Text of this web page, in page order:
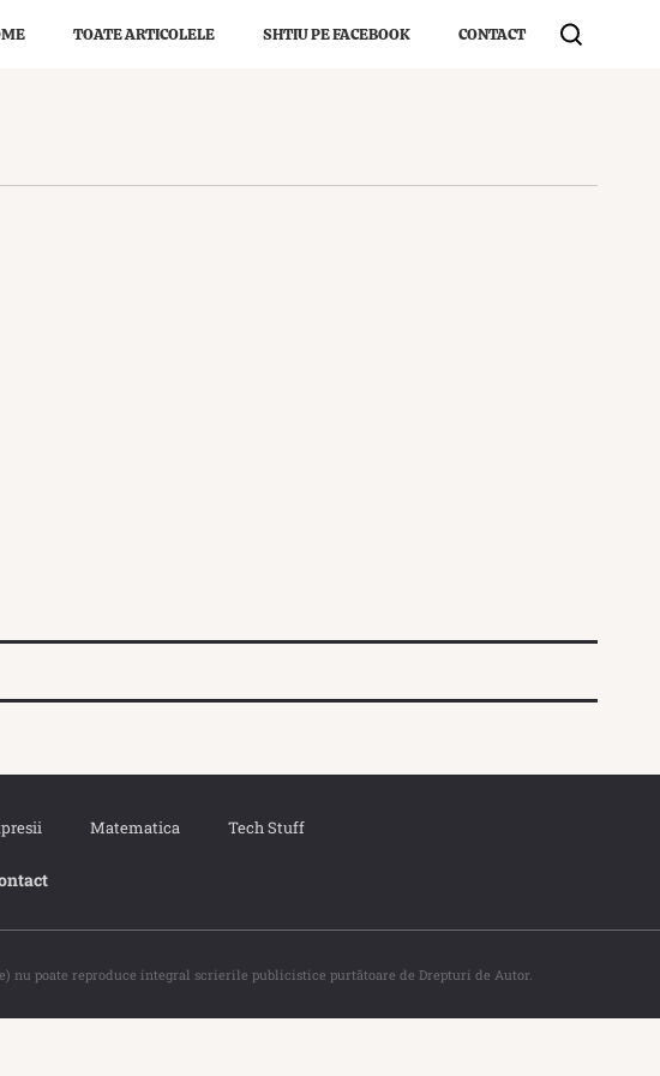
TOATE ARTICOLELE SHTIU PE FACEBOOK CONTACT
Matematica Tech Stuff
poate reproduce integral scrierile publicistice purtătoare de Drepturi de Autor.